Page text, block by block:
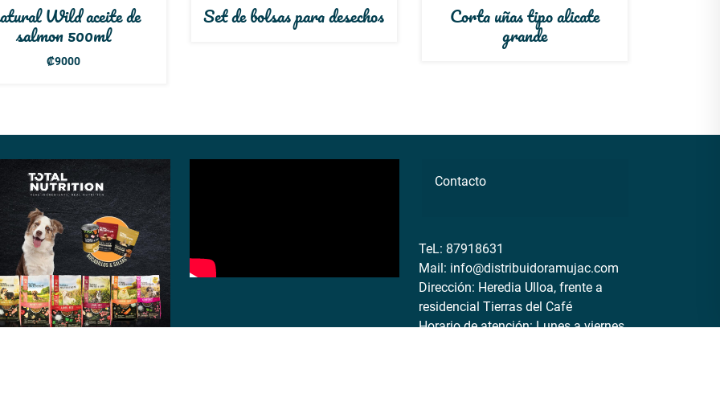
Wild aceite de
salmon 500ml
₡9000
Set de bolsas para desechos Corta uñas tipo alicate
grande
Contacto
TeL: 87918631
Mail: info@distribuidoramujac.com
Dirección: Heredia Ulloa, frente a
residencial Tierras del Café
Horario de atención: Lunes a viernes